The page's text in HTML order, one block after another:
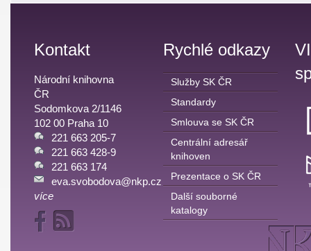
Kontakt
Národní knihovna
ČR
Sodomkova 2/1146
102 00 Praha 10
221 663 205-7
221 663 428-9
221 663 174
eva.svobodova@nkp.cz
více
Rychlé odkazy
Služby SK ČR
Standardy
Smlouva se SK ČR
Centrální adresář
knihoven
Prezentace o SK ČR
Další souborné
katalogy